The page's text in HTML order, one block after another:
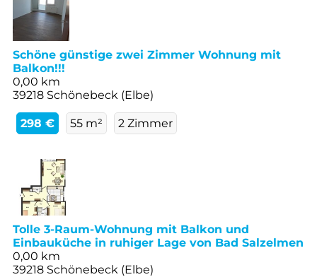
Schöne günstige zwei Zimmer Wohnung mit
Balkon!!!
0,00 km
39218 Schönebeck (Elbe)
298 € 55 m² 2 Zimmer
Tolle 3-Raum-Wohnung mit Balkon und
Einbauküche in ruhiger Lage von Bad Salzelmen
0,00 km
39218 Schönebeck (Elbe)